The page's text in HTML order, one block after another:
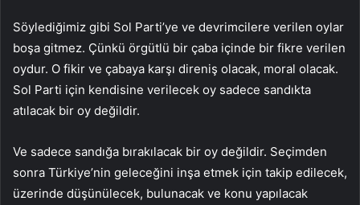
Söylediğimiz gibi Sol Parti’ye ve devrimcilere verilen oylar
boşa gitmez. Çünkü örgütlü bir çaba içinde bir fikre verilen
oydur. O fikir ve çabaya karşı direniş olacak, moral olacak.
Sol Parti için kendisine verilecek oy sadece sandıkta
atılacak bir oy değildir.
Ve sadece sandığa bırakılacak bir oy değildir. Seçimden
sonra Türkiye’nin geleceğini inşa etmek için takip edilecek,
üzerinde düşünülecek, bulunacak ve konu yapılacak